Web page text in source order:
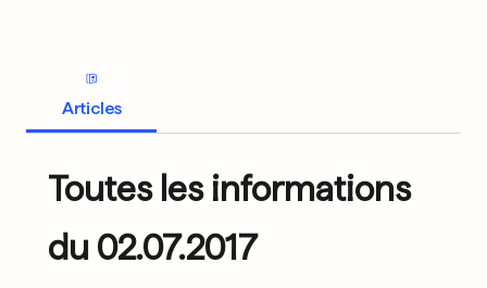
Articles
Toutes les informations
du 02.07.2017